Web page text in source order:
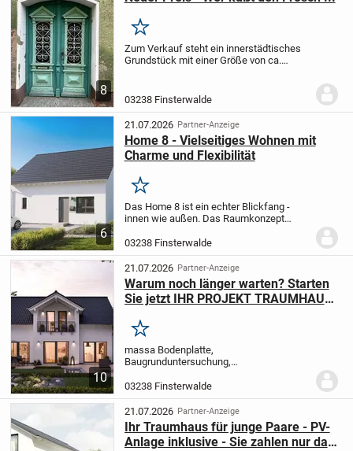
8
Merken
Zum Verkauf steht ein innerstädtisches
Grundstück mit einer Größe von ca.
einem Hinterhaus bebaut.
Wohnfläche...
03238 Finsterwalde
6
21.07.2026 Partner-Anzeige
Home 8 - Vielseitiges Wohnen mit
Charme und Flexibilität
Merken
Das Home 8 ist ein echter Blickfang -
innen wie außen. Das Raumkonzept
Spielraum für individuelle
Einrichtungsideen. Hier ist genügend Platz
für drei gut...
03238 Finsterwalde
10
21.07.2026 Partner-Anzeige
Warum noch länger warten? Starten
Sie jetzt IHR PROJEKT TRAUMHAUS
Merken
massa Bodenplatte,
Baugrunduntersuchung,
traumhafte KfW55 AUSBAUHAUS inkl.
Technikpaket mit Montage(Elektropaket
Ausbauhaus inkl. Montage,
Buchenholztreppe...
03238 Finsterwalde
21.07.2026 Partner-Anzeige
Ihr Traumhaus für junge Paare - PV-
Anlage inklusive - Sie zahlen nur das